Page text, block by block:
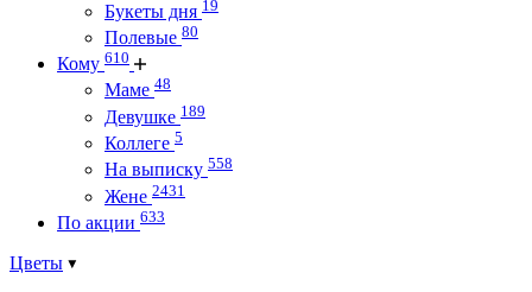
Букеты дня 19
Полевые 80
Кому 610
Маме 48
Девушке 189
Коллеге 5
На выписку 558
Жене 2431
По акции 633
Цветы